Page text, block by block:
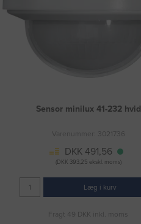
Sensor minilux 41-232 hvid
Varenummer: 3021736
DKK 491,56
(DKK 393,25 ekskl. moms)
Læg i kurv
Fragt 49 DKK inkl. moms